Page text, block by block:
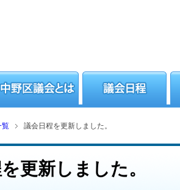
覧 議会日程を更新しました。
更新しました。